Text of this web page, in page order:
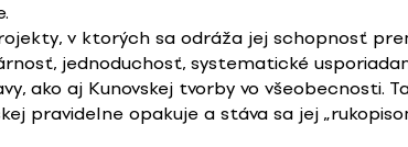
v ktorých sa odráža jej schopnosť
jednoduchosť, systematické
ako aj Kunovskej tvorby vo všeobecnosti.
pravidelne opakuje a stáva sa jej